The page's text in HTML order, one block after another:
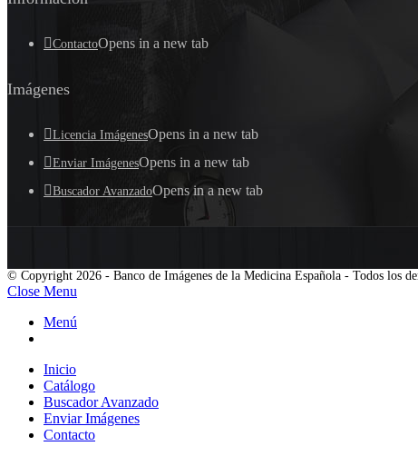
ContactoOpens in a new tab
Imágenes
Licencia ImágenesOpens in a new tab
Enviar ImágenesOpens in a new tab
Buscador AvanzadoOpens in a new tab
© Copyright 2026 - Banco de Imágenes de la Medicina Española - Todos los
Close Menu
Menú
Inicio
Catálogo
Buscador Avanzado
Enviar Imágenes
Contacto